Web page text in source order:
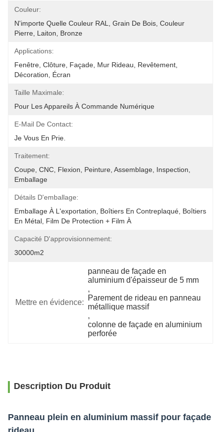
Couleur:
N'importe Quelle Couleur RAL, Grain De Bois, Couleur
Pierre, Laiton, Bronze
Applications:
Fenêtre, Clôture, Façade, Mur Rideau, Revêtement,
Décoration, Écran
Taille Maximale:
Pour Les Appareils À Commande Numérique
E-Mail De Contact:
Je Vous En Prie.
Traitement:
Coupe, CNC, Flexion, Peinture, Assemblage, Inspection,
Emballage
Détails D'emballage:
Emballage À L'exportation, Boîtiers En Contreplaqué, Boîtiers
En Métal, Film De Protection + Film À
Capacité D'approvisionnement:
30000m2
Mettre en évidence:
panneau de façade en
aluminium d'épaisseur de 5 mm
,
Parement de rideau en panneau
métallique massif
,
colonne de façade en aluminium
perforée
Description Du Produit
Panneau plein en aluminium massif pour façade